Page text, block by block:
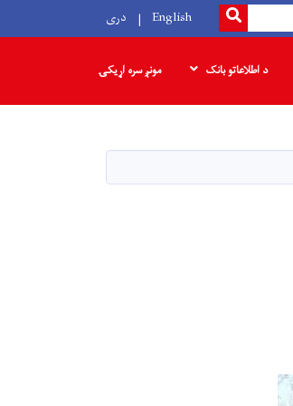
SEARCH
English دری
د اطلاعاتو بانک مونږ سره اړیکۍ